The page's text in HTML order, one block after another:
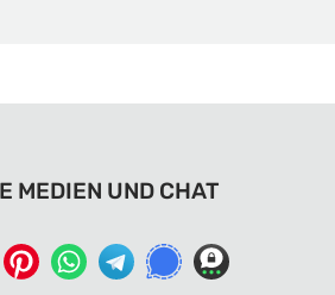
MEDIEN UND CHAT